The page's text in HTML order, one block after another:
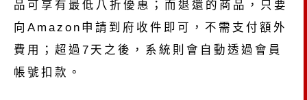
品可享有最低八折優惠；而退還的商品，只要
向Amazon申請到府收件即可，不需支付額外
費用；超過7天之後，系統則會自動透過會員
帳號扣款。